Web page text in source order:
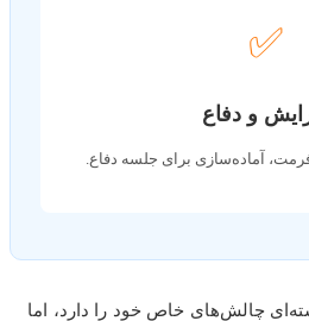
و دفاع
آماده‌سازی برای جلسه دفاع.
چالش‌های خاص خود را دارد، اما